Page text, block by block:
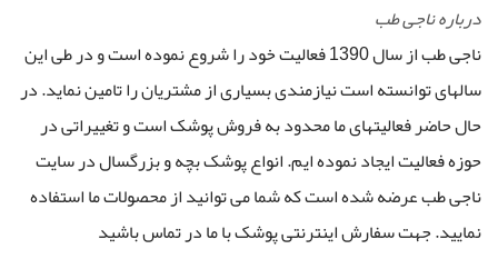
درباره ناجی طب
ناجی طب از سال 1390 فعالیت خود را شروع نموده است و در طی این
سالهای توانسته است نیازمندی بسیاری از مشتریان را تامین نماید. در
حال حاضر فعالیتهای ما محدود به فروش پوشک است و تغییراتی در
حوزه فعالیت ایجاد نموده ایم. انواع پوشک بچه و بزرگسال در سایت
ناجی طب عرضه شده است که شما می توانید از محصولات ما استفاده
نمایید. جهت سفارش اینترنتی پوشک با ما در تماس باشید